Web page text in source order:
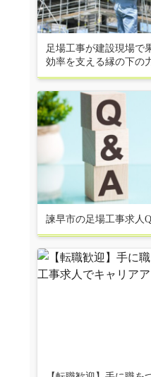
足場工事が建設現場で
効率を支える縁の下の
諫早市の足場工事求人